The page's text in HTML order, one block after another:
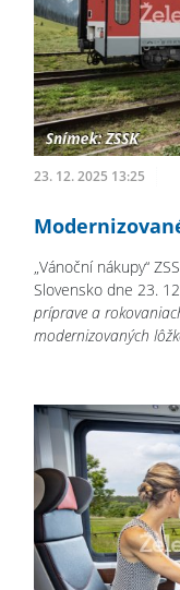
23. 12. 2025 13:25
„Vánoční nákupy“
Slovensko dne 23.
príprave a
modernizovaných